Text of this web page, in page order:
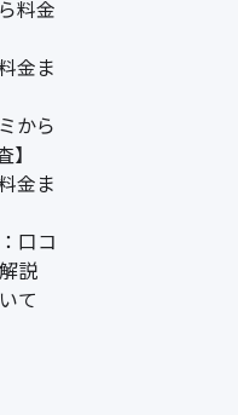
料金
金ま
から
金ま
口コ
説
て